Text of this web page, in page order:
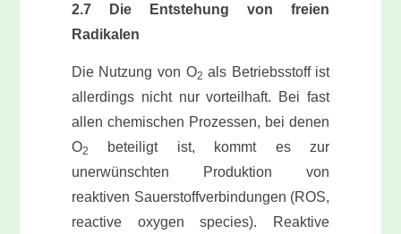
2.7 Die Entstehung von freien
Radikalen
Die Nutzung von O2 als Betriebsstoff ist
allerdings nicht nur vorteilhaft. Bei fast
allen chemischen Prozessen, bei denen
O2
beteiligt ist, kommt es zur
unerwünschten Produktion von
reaktiven Sauerstoffverbindungen (ROS,
reactive oxygen species). Reaktive